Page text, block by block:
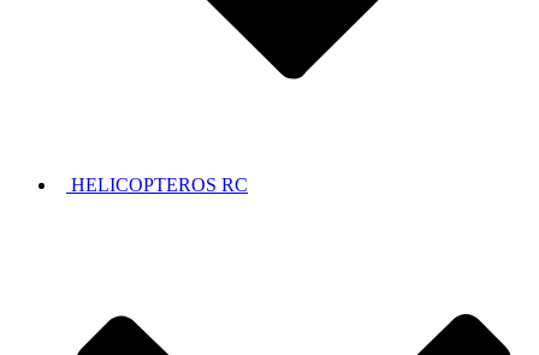
HELICOPTEROS RC